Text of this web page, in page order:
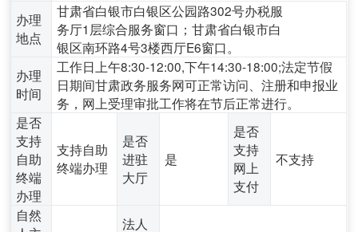
办理
地点
甘肃省白银市白银区公园路302号办税服
务厅1层综合服务窗口；甘肃省白银市白
银区南环路4号3楼西厅E6窗口。
办理
时间
工作日上午8:30-12:00,下午14:30-18:00;法定节假
日期间甘肃政务服务网可正常访问、注册和申报业
务，网上受理审批工作将在节后正常进行。
是否
支持
自助
终端
办理
支持自助
终端办理
是否
进驻
大厅
是
是否
支持
网上
支付
不支持
自然
法人